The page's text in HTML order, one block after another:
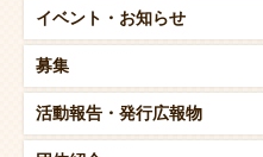
イベント・ お知らせ
募集
活動報告・ 発行広報物